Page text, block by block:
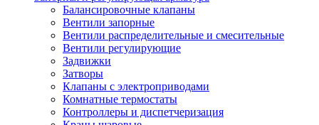
Балансировочные клапаны
Вентили запорные
Вентили распределительные и смесительные
Вентили регулирующие
Задвижки
Затворы
Клапаны с электроприводами
Комнатные термостаты
Контроллеры и диспетчеризация